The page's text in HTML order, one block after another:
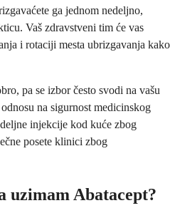
ga jednom nedeljno,
Vaš zdravstveni tim će vas
i rotaciji mesta ubrizgavanja kako
pa se izbor često svodi na vašu
na sigurnost medicinskog
injekcije kod kuće zbog
posete klinici zbog
uzimam Abatacept?